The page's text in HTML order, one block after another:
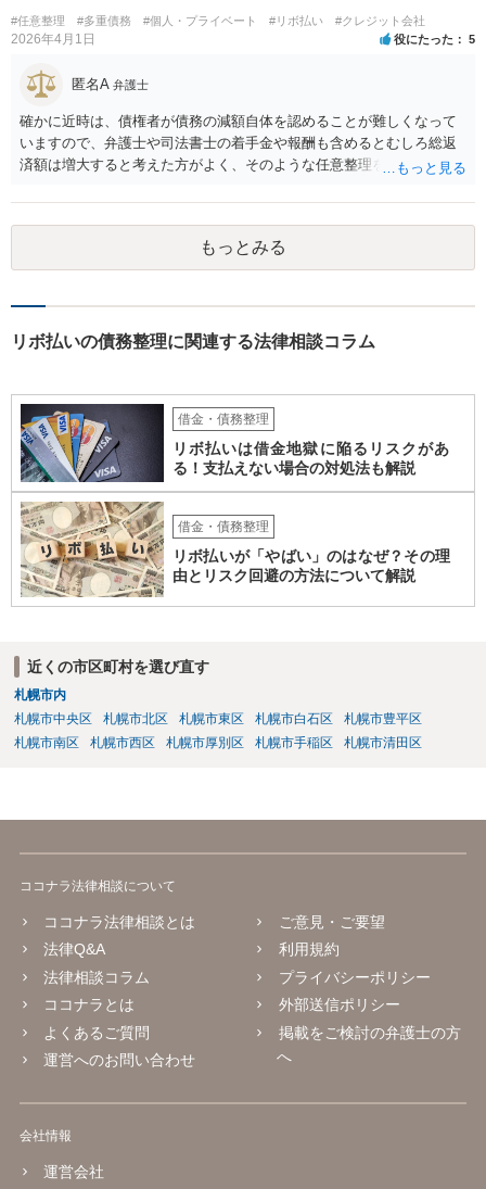
#任意整理 #多重債務 #個人・プライベート #リボ払い #クレジット会社
2026年4月1日 役にたった 5
匿名A 弁護士
確かに近時は、債権者が債務の減額自体を認めることが難しくなって
いますので、弁護士や司法書士の着手金や報酬も含めるとむしろ総返
済額は増大すると考えた方がよく、そのような任意整理をしてかえっ
います。 特に「オーバーローンでない不動産」や「売ると高く売却さ
れる自動車」、「２０万円を超える保険解約返戻金がある保険」など
の資産がなければ、個人再生か自己破産を検討する方が良いと思われ
ます。 このような資産があってもなくても、ココナラで最寄りの債務
もっとみる
リボ払いの債務整理に関連する法律相談コラム
借金・債務整理
リボ払いは借金地獄に陥るリスクがあ
る！支払えない場合の対処法も解説
借金・債務整理
リボ払いが「やばい」のはなぜ？その理
由とリスク回避の方法について解説
近くの市区町村を選び直す
札幌市内
札幌市中央区
札幌市北区 札幌市東区 札幌市白石区
札幌市豊平区
札幌市南区
札幌市西区 札幌市厚別区 札幌市手稲区 札幌市清田区
ココナラ法律相談について
ココナラ法律相談とは
法律Q&A
法律相談コラム
ココナラとは
よくあるご質問
運営へのお問い合わせ
ご意見・ご要望
利用規約
プライバシーポリシー
外部送信ポリシー
掲載をご検討の弁護士の方
へ
会社情報
運営会社